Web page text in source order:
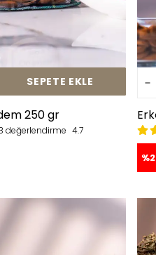
SEPETE EKLE
250 gr
değerlendirme 4.7
%